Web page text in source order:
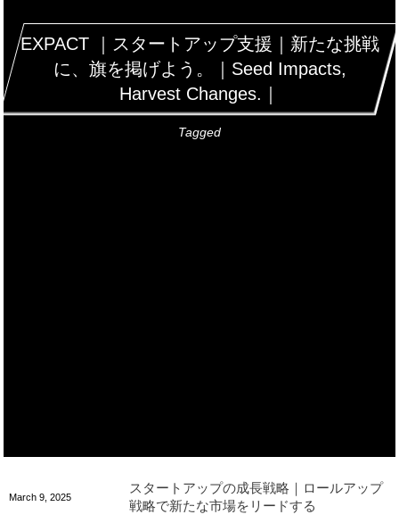
EXPACT ｜スタートアップ支援｜新たな挑戦
に、旗を掲げよう。｜Seed Impacts,
Harvest Changes.｜
Tagged
March 9 2025
スタートアップの成長戦略｜ロールアップ
戦略で新たな市場をリードする